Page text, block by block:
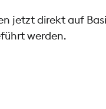
jetzt direkt auf
werden.